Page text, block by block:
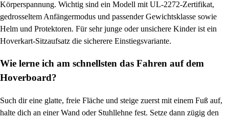
Körperspannung. Wichtig sind ein Modell mit UL-2272-Zertifikat,
gedrosseltem Anfängermodus und passender Gewichtsklasse sowie
Helm und Protektoren. Für sehr junge oder unsichere Kinder ist ein
Hoverkart-Sitzaufsatz die sicherere Einstiegsvariante.
Wie lerne ich am schnellsten das Fahren auf dem
Hoverboard?
Such dir eine glatte, freie Fläche und steige zuerst mit einem Fuß auf,
halte dich an einer Wand oder Stuhllehne fest. Setze dann zügig den